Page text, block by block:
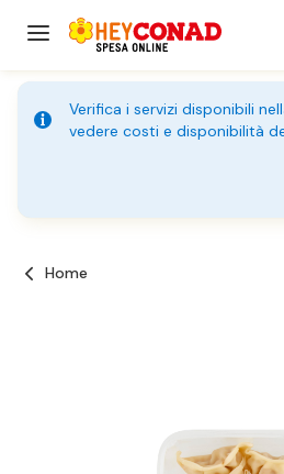
Verifica i servizi disponibili
vedere costi e disponibilità
Home